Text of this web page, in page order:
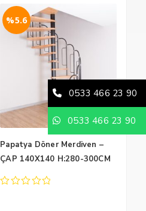
Papatya Döner Merdiven –
ÇAP 140X140 H:280-300CM
%5.6
0533 466 23 90
0533 466 23 90